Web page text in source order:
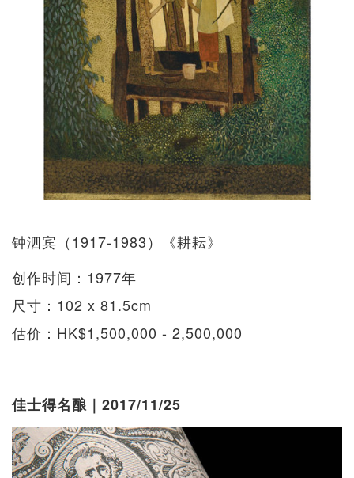
钟泗宾（1917-1983）《耕耘》
创作时间：1977年
尺寸：102 x 81.5cm
估价：HK$1,500,000 - 2,500,000
佳士得名酿｜2017/11/25